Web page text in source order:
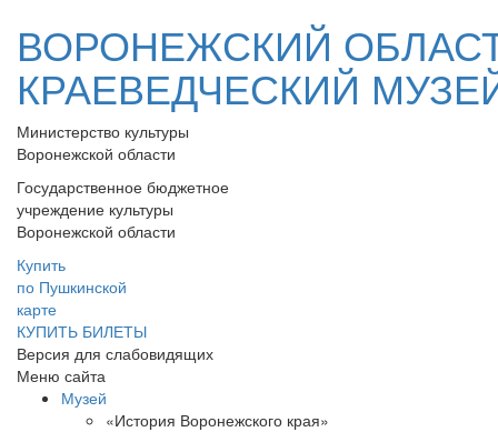
ВОРОНЕЖСКИЙ
КРАЕВЕДЧЕСКИЙ
Министерство культуры
Воронежской области
Государственное бюджетное
учреждение культуры
Воронежской области
Купить
по Пушкинской
карте
КУПИТЬ БИЛЕТЫ
Версия для слабовидящих
Меню сайта
Музей
«История Воронежского края»